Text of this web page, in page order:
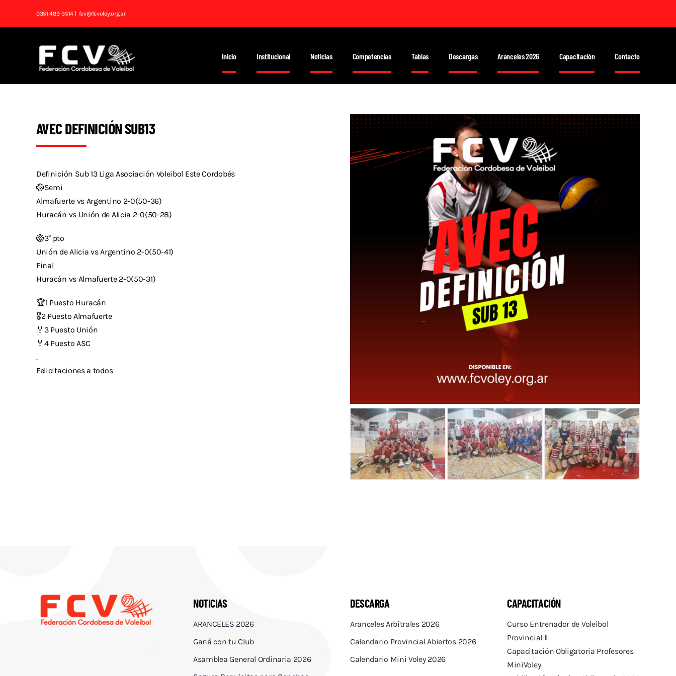
0351 489-3514 | fcv@fcvoley.org.ar
Inicio Institucional Noticias Competencias Tablas Descargas Aranceles 2026 Capacitación Contacto
AVEC DEFINICIÓN SUB13
Definición Sub 13 Liga Asociación Voleibol Este Cordobés
🏐Semi
Almafuerte vs Argentino 2-0(50-36)
Huracán vs Unión de Alicia 2-0(50-28)
🏐3° pto
Unión de Alicia vs Argentino 2-0(50-41)
Final
Huracán vs Almafuerte 2-0(50-31)
🏆1 Puesto Huracán
🎖2 Puesto Almafuerte
🏅3 Puesto Unión
🏅4 Puesto ASC
.
Felicitaciones a todos
NOTICIAS
ARANCELES 2026
Ganá con tu Club
Asamblea General Ordinaria 2026
DESCARGA
Aranceles Arbitrales 2026
Calendario Provincial Abiertos 2026
Calendario Mini Voley 2026
CAPACITACIÓN
Curso Entrenador de Voleibol
Provincial II
Capacitación Obligatoria Profesores
MiniVoley